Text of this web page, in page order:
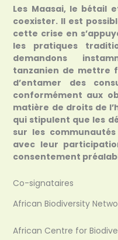
Les Maasai, le bétail
coexister. Il est
cette crise en
les pratiques
demandons
tanzanien de mettre
d’entamer des
conformément aux
matière de droits de
qui stipulent que les
sur les
avec leur
consentement
Co-signataires
African Biodiversity
African Centre for